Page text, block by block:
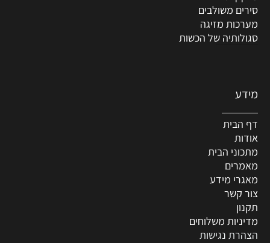
סירים משולבים
מערכות מזיגה
סגולותיה של הכשות
מידע
דף הבית
אודות
מתכוני הבית
מאמרים
מאגרי מידע
צור קשר
תקנון
מדיניות משלוחים
הצהרת נגישות